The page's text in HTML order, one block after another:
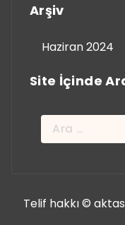
Arşiv
Haziran 2024
Site İçinde
Arama:
Telif hakkı ©